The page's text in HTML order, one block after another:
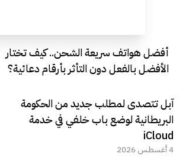
أفضل هواتف سريعة الشحن.. كيف تختار
الأفضل بالفعل دون التأثر بأرقام دعائية؟
آبل تتصدى لمطلب جديد من الحكومة
البريطانية لوضع باب خلفي في خدمة
iCloud
4 أغسطس 2026